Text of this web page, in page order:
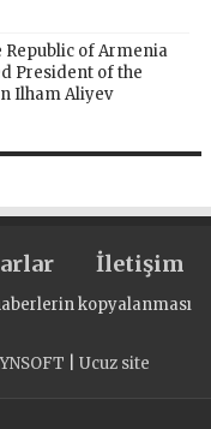
of Armenia
President of the
Ilham Aliyev
İletişim
kopyalanması
Ucuz site